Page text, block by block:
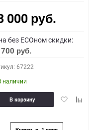
000 руб.
без ECOном скидки:
руб.
67222
наличии
Добавить
В корзину